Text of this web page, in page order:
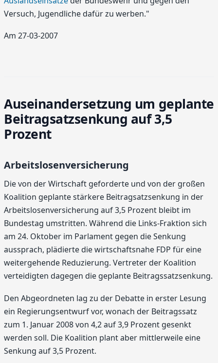
Versuch, Jugendliche dafür zu werben."
Am 27-03-2007
Auseinandersetzung um geplante
Beitragsatzsenkung auf 3,5
Prozent
Arbeitslosenversicherung
Die von der Wirtschaft geforderte und von der großen
Koalition geplante stärkere Beitragsatzsenkung in der
Arbeitslosenversicherung auf 3,5 Prozent bleibt im
Bundestag umstritten. Während die Links-Fraktion sich
am 24. Oktober im Parlament gegen die Senkung
aussprach, plädierte die wirtschaftsnahe FDP für eine
weitergehende Reduzierung. Vertreter der Koalition
verteidigten dagegen die geplante Beitragssatzsenkung.
Den Abgeordneten lag zu der Debatte in erster Lesung
ein Regierungsentwurf vor, wonach der Beitragssatz
zum 1. Januar 2008 von 4,2 auf 3,9 Prozent gesenkt
werden soll. Die Koalition plant aber mittlerweile eine
Senkung auf 3,5 Prozent.